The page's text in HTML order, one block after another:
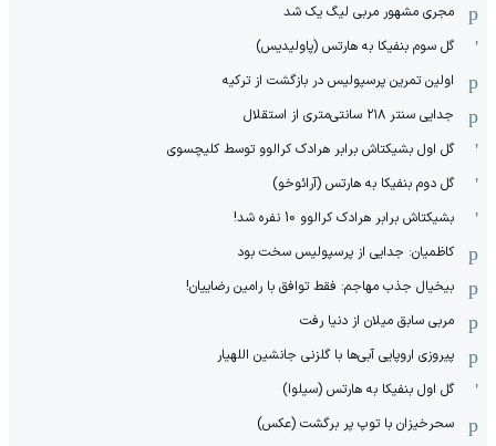
مجری مشهور مربی لیگ یک شد
گل سوم بنفیکا به هارتس (پاولیدیس)
اولین تمرین پرسپولیس در بازگشت از ترکیه
جدایی سنتر ۲۱۸ سانتی‌متری از استقلال
گل اول بشیکتاش برابر هرادک کرالوو توسط کلیچسوی
گل دوم بنفیکا به هارتس (آرائوخو)
بشیکتاش برابر هرادک کرالوو 10 نفره شد!
کاظمیان: جدایی از پرسپولیس سخت بود
بیخیال جذب مهاجم: فقط توافق با رامین رضاییان!
مربی سابق میلان از دنیا رفت
پیروزی اروپایی آبی‌ها با گلزنی جانشین اللهیار
گل اول بنفیکا به هارتس (سیلوا)
سحرخیزان با توپ پر برگشت (عکس)